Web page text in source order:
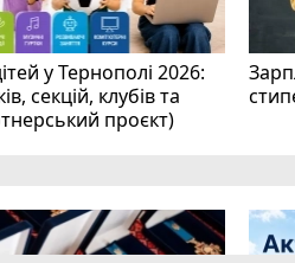
у Тернополі 2026:
секцій, клубів та
проєкт)